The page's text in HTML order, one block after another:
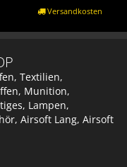
Versandkosten
Textilien,
Munition,
Lampen,
Airsoft Lang, Airsoft